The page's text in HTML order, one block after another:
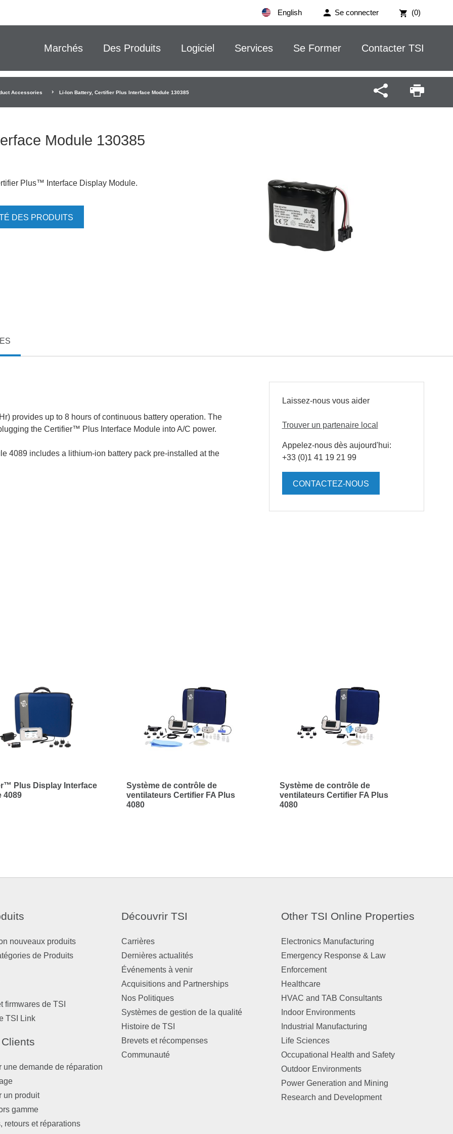
Se connecter (0)
English
Marchés Des Produits Logiciel Services Se Former Contacter TSI
Accessories Li-Ion Battery, Certifier Plus Interface Module 130385
Module 130385
Plus™ Interface Display Module.
DES PRODUITS
provides up to 8 hours of continuous battery operation. The
the Certifier™ Plus Interface Module into A/C power.
4089 includes a lithium-ion battery pack pre-installed at the
Laissez-nous vous aider
Trouver un partenaire local
Appelez-nous dès aujourd'hui:
+33 (0)1 41 19 21 99
CONTACTEZ-NOUS
Plus Display Interface
4089
Système de contrôle de
ventilateurs Certifier FA Plus
4080
Système de contrôle de
ventilateurs Certifier FA Plus
4080
nouveaux produits
de Produits
firmwares de TSI
TSI Link
une demande de réparation
un produit
gamme
retours et réparations
Découvrir TSI
Carrières
Dernières actualités
Événements à venir
Acquisitions and Partnerships
Nos Politiques
Systèmes de gestion de la qualité
Histoire de TSI
Brevets et récompenses
Communauté
Other TSI Online Properties
Electronics Manufacturing
Emergency Response & Law
Enforcement
Healthcare
HVAC and TAB Consultants
Indoor Environments
Industrial Manufacturing
Life Sciences
Occupational Health and Safety
Outdoor Environments
Power Generation and Mining
Research and Development